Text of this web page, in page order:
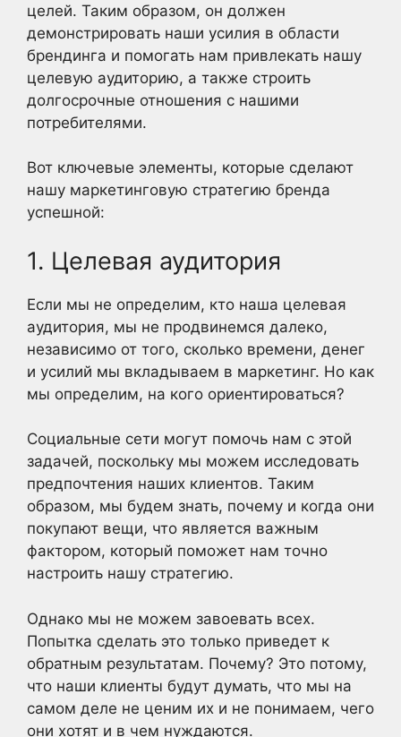
целей. Таким образом, он должен
демонстрировать наши усилия в области
брендинга и помогать нам привлекать нашу
целевую аудиторию, а также строить
долгосрочные отношения с нашими
потребителями.
Вот ключевые элементы, которые сделают
нашу маркетинговую стратегию бренда
успешной:
1. Целевая аудитория
Если мы не определим, кто наша целевая
аудитория, мы не продвинемся далеко,
независимо от того, сколько времени, денег
и усилий мы вкладываем в маркетинг. Но как
мы определим, на кого ориентироваться?
Социальные сети могут помочь нам с этой
задачей, поскольку мы можем исследовать
предпочтения наших клиентов. Таким
образом, мы будем знать, почему и когда они
покупают вещи, что является важным
фактором, который поможет нам точно
настроить нашу стратегию.
Однако мы не можем завоевать всех.
Попытка сделать это только приведет к
обратным результатам. Почему? Это потому,
что наши клиенты будут думать, что мы на
самом деле не ценим их и не понимаем, чего
они хотят и в чем нуждаются.